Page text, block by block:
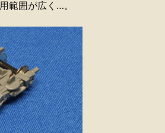
範囲が広く…。